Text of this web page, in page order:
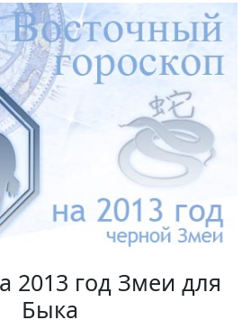
2013 год Змеи для
Быка